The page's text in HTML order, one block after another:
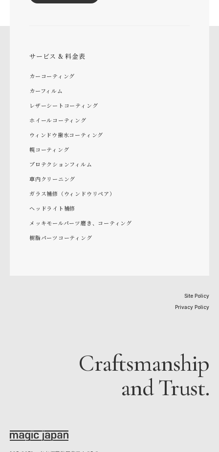
サービス & 料金表
カーコーティング
カーフィルム
レザーシートコーティング
ホイールコーティング
ウィンドウ撥水コーティング
幌コーティング
プロテクションフィルム
車内クリーニング
ガラス補修（ウィンドウリペア）
ヘッドライト補修
メッキモールパーツ磨き、コーティング
樹脂パーツコーティング
Site Policy
Privacy Policy
Craftsmanship
and Trust.